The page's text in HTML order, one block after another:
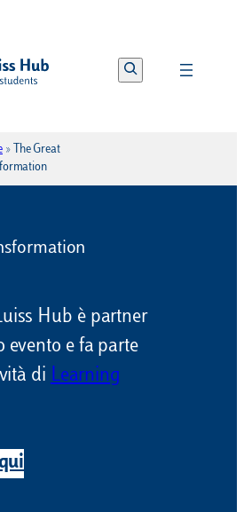
Search
»
The Great
Hub è partner
evento e fa parte
di Learning